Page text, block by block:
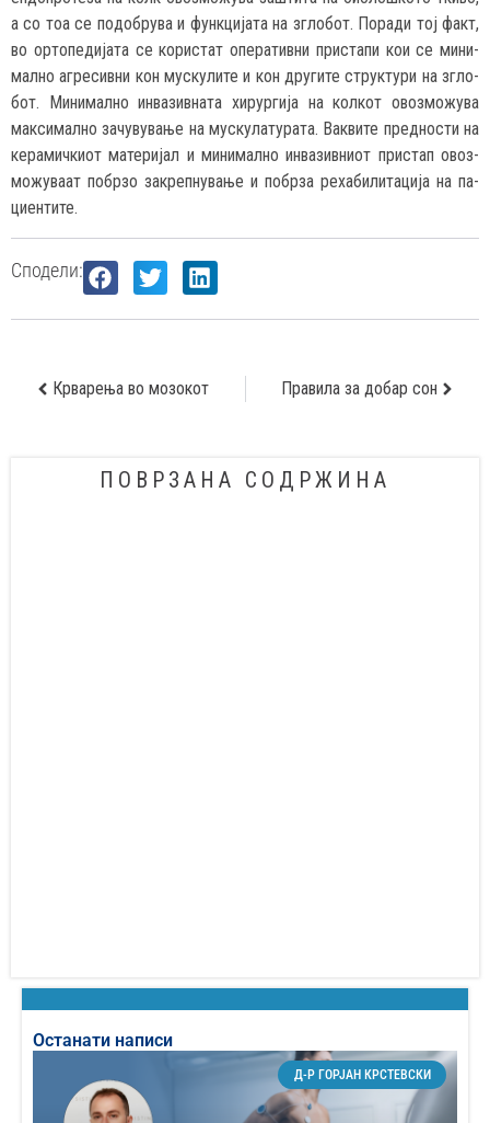
а со тоа се по­доб­ру­ва и фун­кци­ја­та на згло­бот. По­ра­ди тој факт,
во ор­то­пе­ди­ја­та се ко­рис­тат опе­ра­тив­ни прис­та­пи кои се ми­ни­
мал­но аг­ре­сив­ни кон мус­ку­ли­те и кон дру­ги­те струк­ту­ри на згло­
бот. Ми­ни­мал­но ин­ва­зив­на­та хи­рур­ги­ја на кол­кот овоз­мо­жу­ва
мак­си­мал­но за­чу­ву­ва­ње на мус­ку­ла­ту­ра­та. Вак­ви­те пред­нос­ти на
ке­ра­мич­ки­от ма­те­ри­јал и ми­ни­мал­но ин­ва­зив­ни­от прис­тап овоз­
мо­жу­ва­ат по­бр­зо зак­реп­ну­ва­ње и по­бр­за ре­ха­би­ли­та­ци­ја на па­
ци­ен­ти­те.
Сподели:
Крварења во мозокот Правила за добар сон
ПОВРЗАНА СОДРЖИНА
Останати написи
Д-Р ГОРЈАН КРСТЕВСКИ